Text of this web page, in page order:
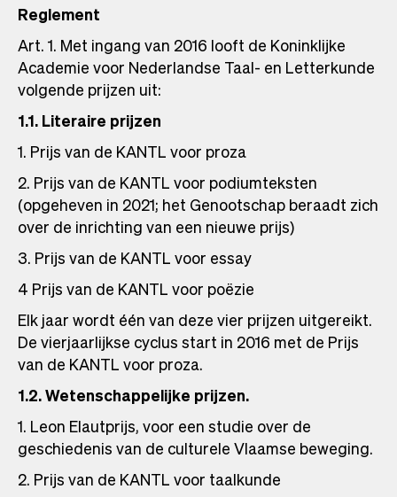
Reglement
Art. 1. Met ingang van 2016 looft de Koninklijke
Academie voor Nederlandse Taal- en Letterkunde
volgende prijzen uit:
1.1. Literaire prijzen
1. Prijs van de KANTL voor proza
2. Prijs van de KANTL voor podiumteksten
(opgeheven in 2021; het Genootschap beraadt zich
over de inrichting van een nieuwe prijs)
3. Prijs van de KANTL voor essay
4 Prijs van de KANTL voor poëzie
Elk jaar wordt één van deze vier prijzen uitgereikt.
De vierjaarlijkse cyclus start in 2016 met de Prijs
van de KANTL voor proza.
1.2. Wetenschappelijke prijzen.
1. Leon Elautprijs, voor een studie over de
geschiedenis van de culturele Vlaamse beweging.
2. Prijs van de KANTL voor taalkunde